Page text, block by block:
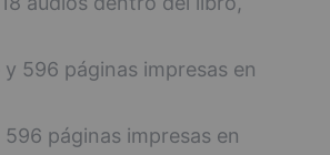
596 páginas impresas en
páginas impresas en